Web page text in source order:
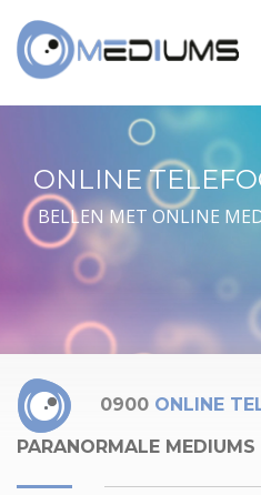
ONLINE
BELLEN MET ONLINE
0900 ONLINE
PARANORMALE MEDIUMS